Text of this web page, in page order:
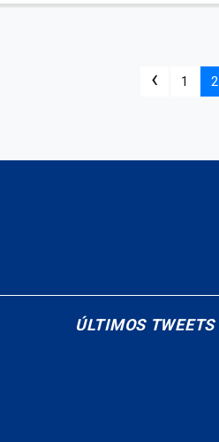
‹ 1 2
ÚLTIMOS TWEETS